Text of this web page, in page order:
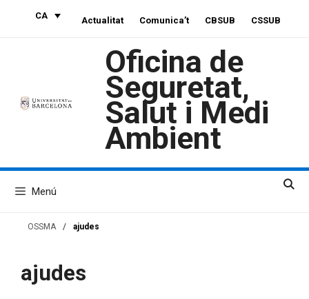
CA Actualitat Comunica’t CBSUB CSSUB
Oficina de
Seguretat,
Salut i Medi
Ambient
Menú
OSSMA / ajudes
ajudes